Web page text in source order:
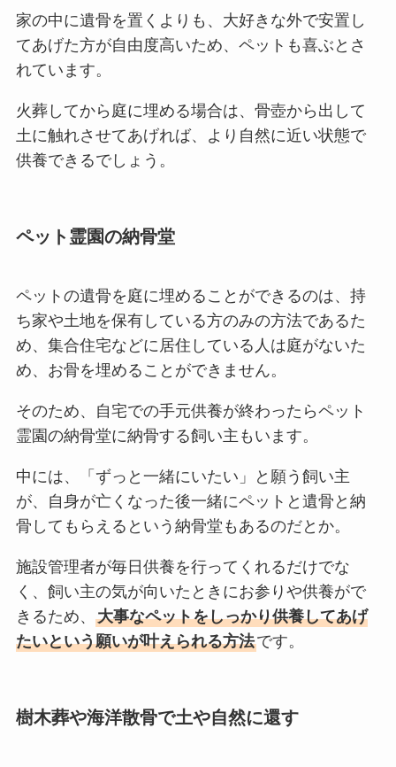
家の中に遺骨を置くよりも、大好きな外で安置し
てあげた方が自由度高いため、ペットも喜ぶとさ
れています。
火葬してから庭に埋める場合は、骨壺から出して
土に触れさせてあげれば、より自然に近い状態で
供養できるでしょう。
ペット霊園の納骨堂
ペットの遺骨を庭に埋めることができるのは、持
ち家や土地を保有している方のみの方法であるた
め、集合住宅などに居住している人は庭がないた
め、お骨を埋めることができません。
そのため、自宅での手元供養が終わったらペット
霊園の納骨堂に納骨する飼い主もいます。
中には、「ずっと一緒にいたい」と願う飼い主
が、自身が亡くなった後一緒にペットと遺骨と納
骨してもらえるという納骨堂もあるのだとか。
施設管理者が毎日供養を行ってくれるだけでな
く、飼い主の気が向いたときにお参りや供養がで
きるため、 大事なペットをしっかり供養してあげ
たいという願いが叶えられる方法です。
樹木葬や海洋散骨で土や自然に還す